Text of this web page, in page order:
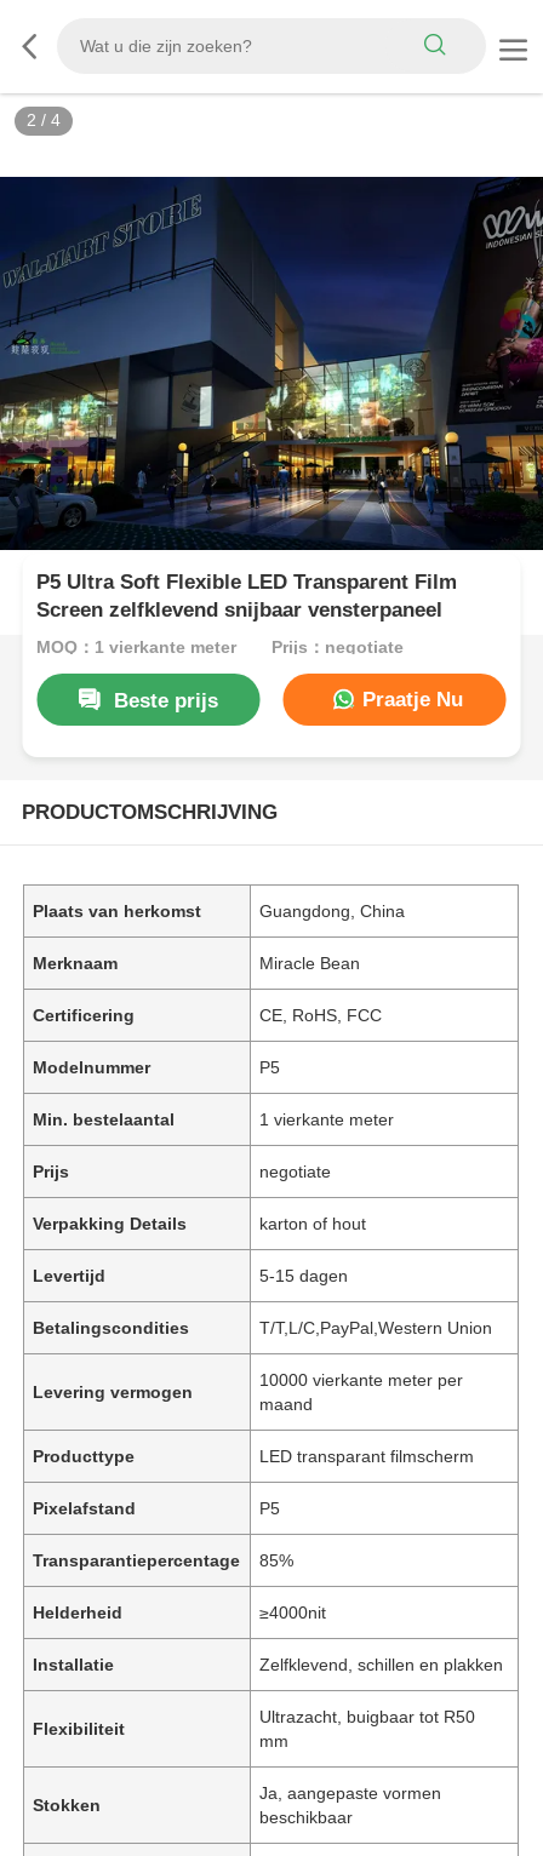
2 / 4
P5 Ultra Soft Flexible LED Transparent Film
Screen zelfklevend snijbaar vensterpaneel
MOQ：1 vierkante meter Prijs：negotiate
Beste prijs Praatje Nu
PRODUCTOMSCHRIJVING
Plaats van herkomst Guangdong, China
Merknaam Miracle Bean
Certificering CE, RoHS, FCC
Modelnummer P5
Min. bestelaantal 1 vierkante meter
Prijs negotiate
Verpakking Details karton of hout
Levertijd 5-15 dagen
Betalingscondities T/T,L/C,PayPal,Western Union
Levering vermogen
10000 vierkante meter per
maand
Producttype LED transparant filmscherm
Pixelafstand P5
Transparantiepercentage 85%
Helderheid ≥4000nit
Installatie Zelfklevend, schillen en plakken
Flexibiliteit
Ultrazacht, buigbaar tot R50
mm
Stokken
Ja, aangepaste vormen
beschikbaar